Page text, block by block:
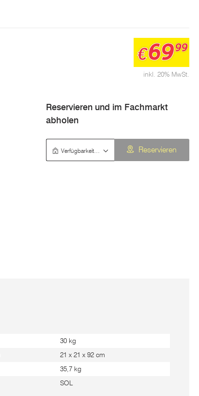
inkl. 20% MwSt.
€6999
Reservieren und im Fachmarkt
abholen
Reservieren
30 kg
21 x 21 x 92 cm
35,7 kg
SOL